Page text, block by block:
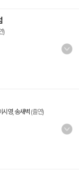
)
시영, 송새벽 (출연)